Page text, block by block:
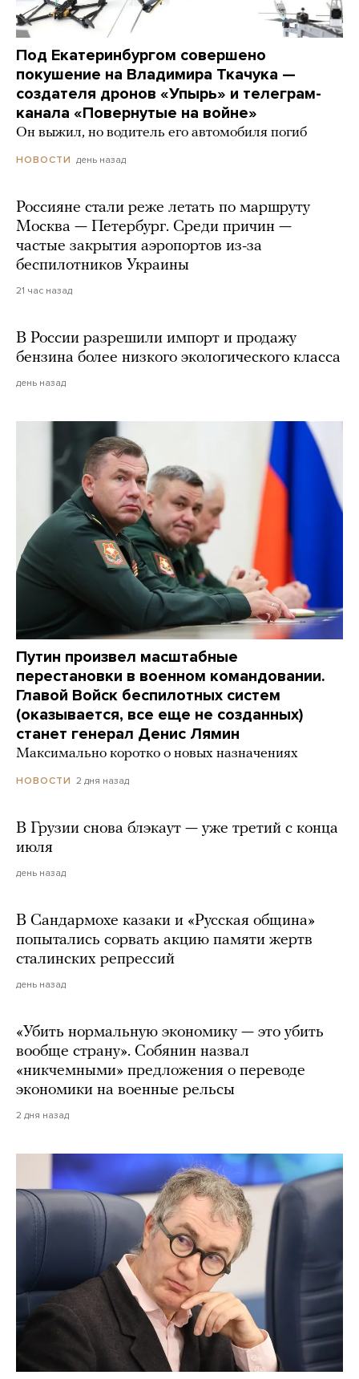
Под Екатеринбургом совершено
покушение на Владимира Ткачука —
создателя дронов «Упырь» и телеграм-
канала «Повернутые на войне»
Он выжил, но водитель его автомобиля погиб
НОВОСТИ день назад
Россияне стали реже летать по маршруту
Москва — Петербург. Среди причин —
частые закрытия аэропортов из-за
беспилотников Украины
21 час назад
В России разрешили импорт и продажу
бензина более низкого экологического класса
день назад
Путин произвел масштабные
перестановки в военном командовании.
Главой Войск беспилотных систем
(оказывается, все еще не созданных)
станет генерал Денис Лямин
Максимально коротко о новых назначениях
НОВОСТИ 2 дня назад
В Грузии снова блэкаут — уже третий с конца
июля
день назад
В Сандармохе казаки и «Русская община»
попытались сорвать акцию памяти жертв
сталинских репрессий
день назад
«Убить нормальную экономику — это убить
вообще страну». Собянин назвал
«никчемными» предложения о переводе
экономики на военные рельсы
2 дня назад